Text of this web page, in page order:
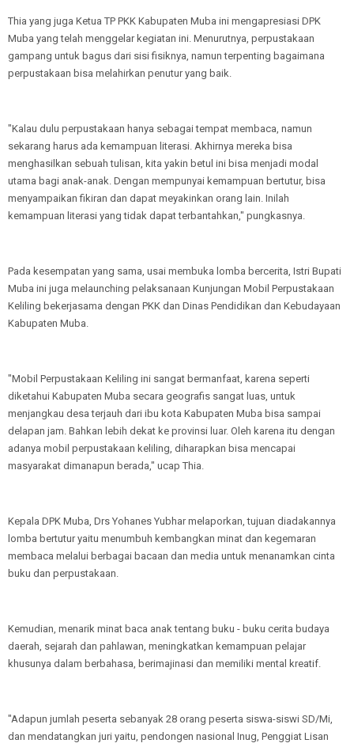
Thia yang juga Ketua TP PKK Kabupaten Muba ini mengapresiasi DPK
Muba yang telah menggelar kegiatan ini. Menurutnya, perpustakaan
gampang untuk bagus dari sisi fisiknya, namun terpenting bagaimana
perpustakaan bisa melahirkan penutur yang baik.
"Kalau dulu perpustakaan hanya sebagai tempat membaca, namun
sekarang harus ada kemampuan literasi. Akhirnya mereka bisa
menghasilkan sebuah tulisan, kita yakin betul ini bisa menjadi modal
utama bagi anak-anak. Dengan mempunyai kemampuan bertutur, bisa
menyampaikan fikiran dan dapat meyakinkan orang lain. Inilah
kemampuan literasi yang tidak dapat terbantahkan," pungkasnya.
Pada kesempatan yang sama, usai membuka lomba bercerita, Istri Bupati
Muba ini juga melaunching pelaksanaan Kunjungan Mobil Perpustakaan
Keliling bekerjasama dengan PKK dan Dinas Pendidikan dan Kebudayaan
Kabupaten Muba.
"Mobil Perpustakaan Keliling ini sangat bermanfaat, karena seperti
diketahui Kabupaten Muba secara geografis sangat luas, untuk
menjangkau desa terjauh dari ibu kota Kabupaten Muba bisa sampai
delapan jam. Bahkan lebih dekat ke provinsi luar. Oleh karena itu dengan
adanya mobil perpustakaan keliling, diharapkan bisa mencapai
masyarakat dimanapun berada," ucap Thia.
Kepala DPK Muba, Drs Yohanes Yubhar melaporkan, tujuan diadakannya
lomba bertutur yaitu menumbuh kembangkan minat dan kegemaran
membaca melalui berbagai bacaan dan media untuk menanamkan cinta
buku dan perpustakaan.
Kemudian, menarik minat baca anak tentang buku - buku cerita budaya
daerah, sejarah dan pahlawan, meningkatkan kemampuan pelajar
khusunya dalam berbahasa, berimajinasi dan memiliki mental kreatif.
"Adapun jumlah peserta sebanyak 28 orang peserta siswa-siswi SD/Mi,
dan mendatangkan juri yaitu, pendongen nasional Inug, Penggiat Lisan